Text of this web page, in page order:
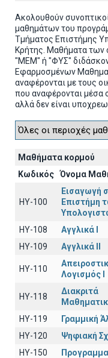
Ακολουθούν
μαθημάτων του
Τμήματος Επιστήμης
Κρήτης. Μαθήματα των
"ΜΕΜ" ή "ΦΥΣ"
Εφαρμοσμένων
αναφέρονται με τους
που αναφέρονται μέσα
αλλά δεν είναι
Μαθήματα κορμού
Κωδικός
Όνομα
HY-100
Εισαγωγή
Επιστήμη
HY-108 Αγγλικά I
HY-109
Αγγλικά II
HY-110
Λογισμός Ι
HY-118
Διακριτά
HY-119 Γραμμική
HY-120
Ψηφιακή
HY-150